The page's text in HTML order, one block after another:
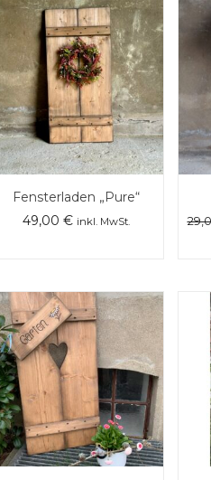
Fensterladen „Pure“
49,00 € inkl. MwSt.